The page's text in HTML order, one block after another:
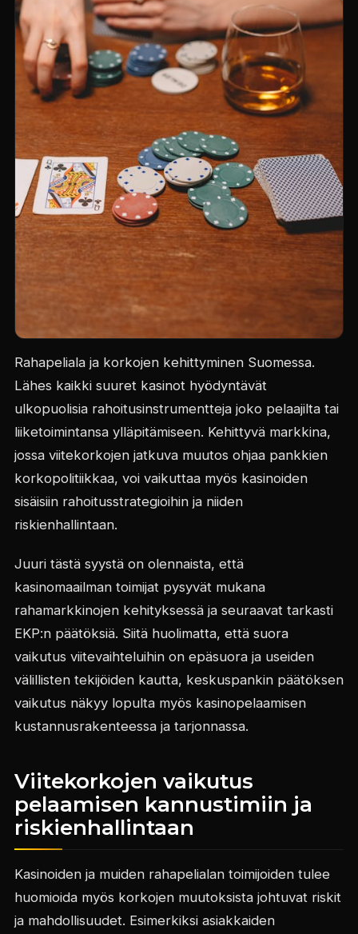
Rahapeliala ja korkojen kehittyminen Suomessa.
Lähes kaikki suuret kasinot hyödyntävät
ulkopuolisia rahoitusinstrumentteja joko pelaajilta tai
liiketoimintansa ylläpitämiseen. Kehittyvä markkina,
jossa viitekorkojen jatkuva muutos ohjaa pankkien
korkopolitiikkaa, voi vaikuttaa myös kasinoiden
sisäisiin rahoitusstrategioihin ja niiden
riskienhallintaan.
Juuri tästä syystä on olennaista, että
kasinomaailman toimijat pysyvät mukana
rahamarkkinojen kehityksessä ja seuraavat tarkasti
EKP:n päätöksiä. Siitä huolimatta, että suora
vaikutus viitevaihteluihin on epäsuora ja useiden
välillisten tekijöiden kautta, keskuspankin päätöksen
vaikutus näkyy lopulta myös kasinopelaamisen
kustannusrakenteessa ja tarjonnassa.
Viitekorkojen vaikutus
pelaamisen kannustimiin ja
riskienhallintaan
Kasinoiden ja muiden rahapelialan toimijoiden tulee
huomioida myös korkojen muutoksista johtuvat riskit
ja mahdollisuudet. Esimerkiksi asiakkaiden